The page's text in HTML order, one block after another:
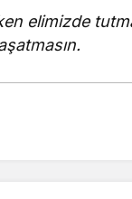
elimizde